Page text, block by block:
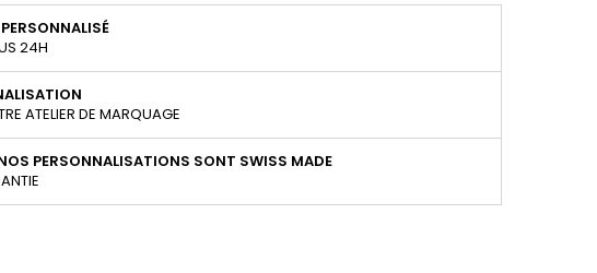
24H
ATELIER DE MARQUAGE
PERSONNALISATIONS SONT SWISS MADE